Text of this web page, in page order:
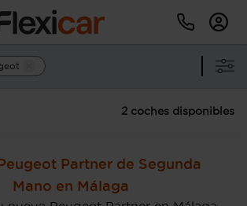
2 coches disponibles
Partner de Segunda
Mano en Málaga